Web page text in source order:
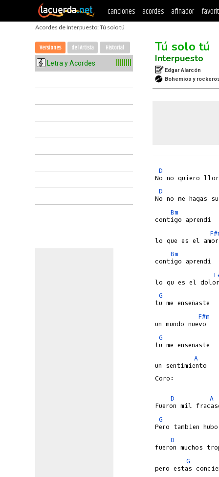
canciones acordes afinador
Acordes de Interpuesto: Tú solo tú
Versiones del Artista Historial
Letra y Acordes
Tú solo tú
Interpuesto
Edgar Alarcón
Bohemios y
D
D
Bm
Bm
G
F#m
G
A
un sentimiento
Coro:
D A
G
D
G